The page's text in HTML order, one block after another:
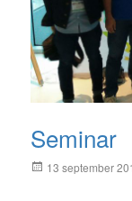
Seminar
Posted
13 september